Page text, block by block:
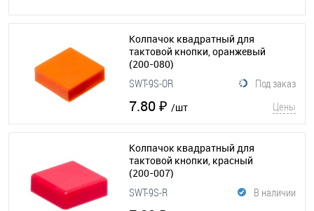
Колпачок квадратный для
тактовой кнопки, оранжевый
(200-080)
Под заказ
SWT-9S-OR
7.80 ₽ /шт Цены
Колпачок квадратный для
тактовой кнопки, красный
(200-007)
В наличии
SWT-9S-R